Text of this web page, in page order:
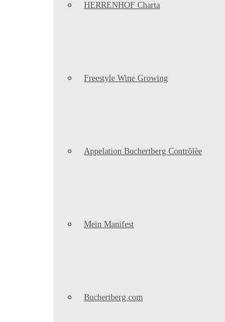
HERRENHOF Charta
Freestyle Wine Growing
Appelation Buchertberg Contrôlèe
Mein Manifest
Buchertberg.com